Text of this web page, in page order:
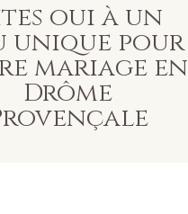
oui à un
unique pour
mariage en
Drôme